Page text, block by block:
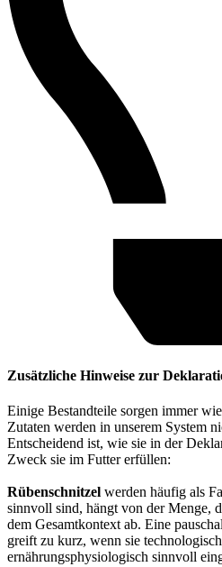
Zusätzliche Hinweise zur
Einige Bestandteile sorgen immer
Zutaten werden in unserem System
Entscheidend ist, wie sie in der
Zweck sie im Futter erfüllen:
Rübenschnitzel werden häufig als
sinnvoll sind, hängt von der Menge,
dem Gesamtkontext ab. Eine
greift zu kurz, wenn sie
ernährungsphysiologisch sinnvoll